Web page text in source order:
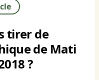
tirer de
de Mati
?